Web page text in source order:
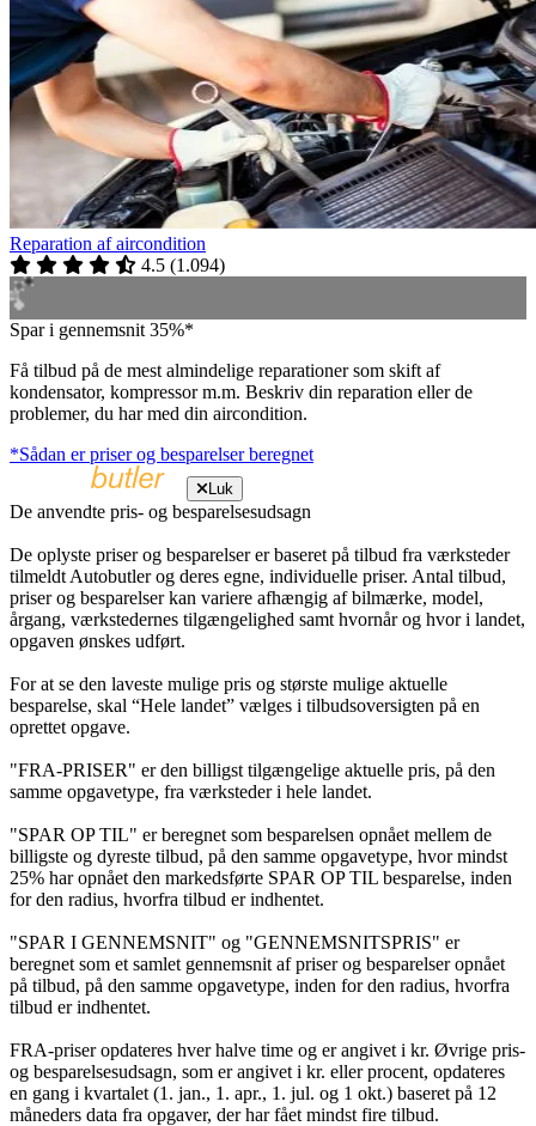
Reparation af aircondition
4.5 (1.094)
Spar i gennemsnit 35%*
Få tilbud på de mest almindelige reparationer som skift af
kondensator, kompressor m.m. Beskriv din reparation eller de
problemer, du har med din aircondition.
*Sådan er priser og besparelser beregnet
Luk
De anvendte pris- og besparelsesudsagn
De oplyste priser og besparelser er baseret på tilbud fra værksteder
tilmeldt Autobutler og deres egne, individuelle priser. Antal tilbud,
priser og besparelser kan variere afhængig af bilmærke, model,
årgang, værkstedernes tilgængelighed samt hvornår og hvor i landet,
opgaven ønskes udført.
For at se den laveste mulige pris og største mulige aktuelle
besparelse, skal “Hele landet” vælges i tilbudsoversigten på en
oprettet opgave.
"FRA-PRISER" er den billigst tilgængelige aktuelle pris, på den
samme opgavetype, fra værksteder i hele landet.
"SPAR OP TIL" er beregnet som besparelsen opnået mellem de
billigste og dyreste tilbud, på den samme opgavetype, hvor mindst
25% har opnået den markedsførte SPAR OP TIL besparelse, inden
for den radius, hvorfra tilbud er indhentet.
"SPAR I GENNEMSNIT" og "GENNEMSNITSPRIS" er
beregnet som et samlet gennemsnit af priser og besparelser opnået
på tilbud, på den samme opgavetype, inden for den radius, hvorfra
tilbud er indhentet.
FRA-priser opdateres hver halve time og er angivet i kr. Øvrige pris-
og besparelsesudsagn, som er angivet i kr. eller procent, opdateres
en gang i kvartalet (1. jan., 1. apr., 1. jul. og 1 okt.) baseret på 12
måneders data fra opgaver, der har fået mindst fire tilbud.